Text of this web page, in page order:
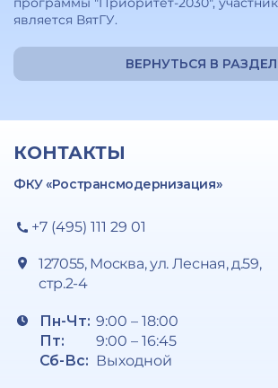
является ВятГУ.
ВЕРНУТЬСЯ В РАЗДЕЛ
КОНТАКТЫ
ФКУ «Ространсмодернизация»
+7 (495) 111 29 01
127055, Москва, ул. Лесная, д.59,
стр.2-4
Пн-Чт:
Пт:
Сб-Вс:
9:00 – 18:00
9:00 – 16:45
Выходной